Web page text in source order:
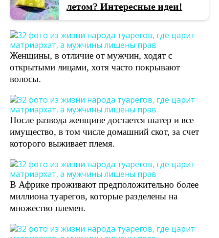
летом? Интересные идеи!
Женщины, в отличие от мужчин, ходят с
открытыми лицами, хотя часто покрывают
волосы.
После развода женщине достается шатер и все
имущество, в том числе домашний скот, за счет
которого выживает племя.
В Африке проживают предположительно более
миллиона туарегов, которые разделены на
множество племен.